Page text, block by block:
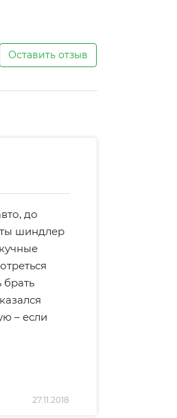
Оставить отзыв
до
шиндлер
брать
– если
27.11.2018